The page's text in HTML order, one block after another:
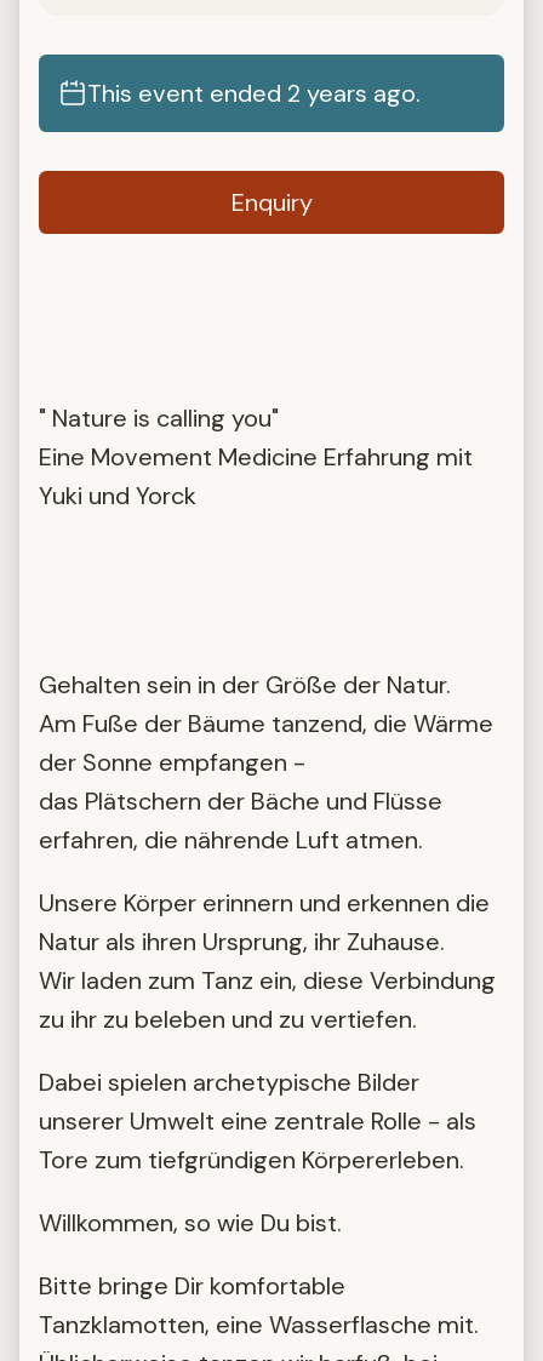
This event ended 2 years ago.
Enquiry
" Nature is calling you"
Eine Movement Medicine Erfahrung mit
Yuki und Yorck
Gehalten sein in der Größe der Natur.
Am Fuße der Bäume tanzend, die Wärme
der Sonne empfangen -
das Plätschern der Bäche und Flüsse
erfahren, die nährende Luft atmen.
Unsere Körper erinnern und erkennen die
Natur als ihren Ursprung, ihr Zuhause.
Wir laden zum Tanz ein, diese Verbindung
zu ihr zu beleben und zu vertiefen.
Dabei spielen archetypische Bilder
unserer Umwelt eine zentrale Rolle - als
Tore zum tiefgründigen Körpererleben.
Willkommen, so wie Du bist.
Bitte bringe Dir komfortable
Tanzklamotten, eine Wasserflasche mit.